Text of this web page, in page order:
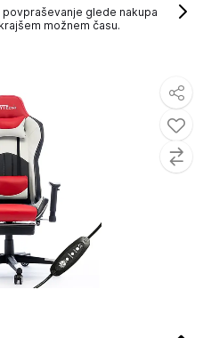
povpraševanje glede nakupa
možnem času.